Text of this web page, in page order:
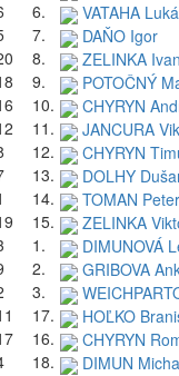
6. VATAHA
7. DAŇO Igor
8. ZELINKA Ivan
9. POTOČNÝ
10. CHYRYN
11. JANCURA
12. CHYRYN
13. DOLHY
14. TOMAN Peter
15. ZELINKA
1. DIMUNOVÁ
2. GRIBOVA
3.
17. HOĽKO
16. CHYRYN
18. DIMUN